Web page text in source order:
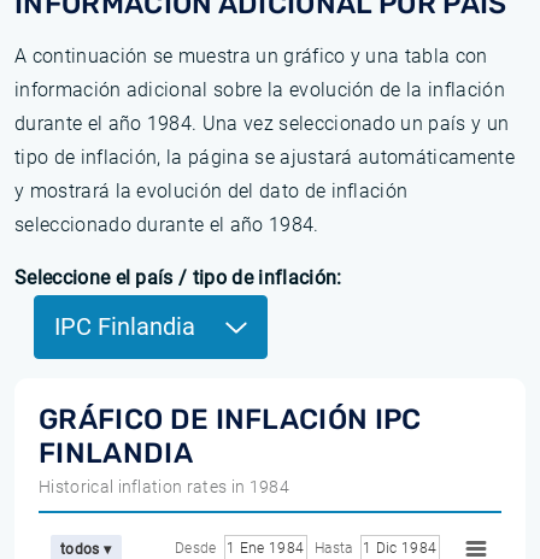
A continuación se muestra un gráfico y una tabla con
información adicional sobre la evolución de la inflación
durante el año 1984. Una vez seleccionado un país y un
tipo de inflación, la página se ajustará automáticamente
y mostrará la evolución del dato de inflación
seleccionado durante el año 1984.
Seleccione el país / tipo de inflación:
IPC Finlandia
GRÁFICO DE INFLACIÓN IPC
FINLANDIA
Historical inflation rates in 1984
todos ▾ Desde 1 Ene 1984 Hasta 1 Dic 1984